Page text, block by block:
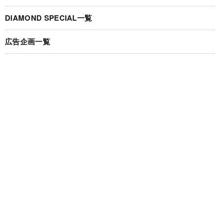
DIAMOND SPECIAL一覧
広告企画一覧